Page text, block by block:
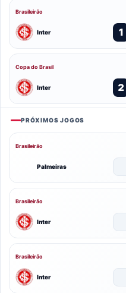
Brasileirão
Inter 1
Copa do Brasil
Inter 2
PRÓXIMOS JOGOS
Brasileirão
Palmeiras
Brasileirão
Inter
Brasileirão
Inter